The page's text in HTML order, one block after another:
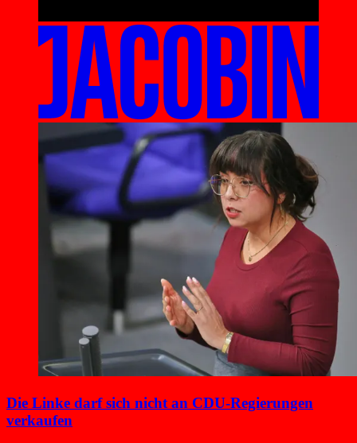
Die Linke darf sich nicht an CDU-Regierungen
verkaufen